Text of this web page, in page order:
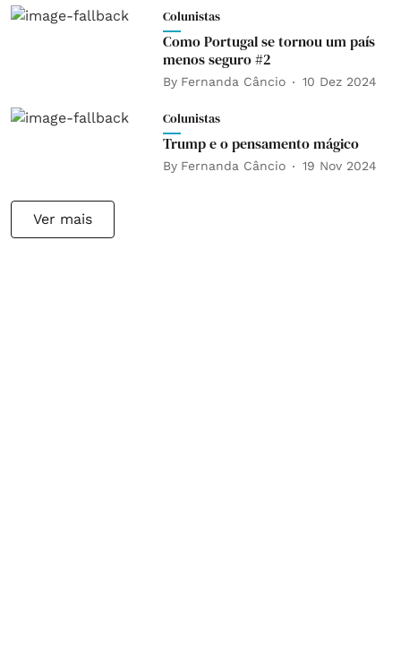
Colunistas
Como Portugal se tornou um país
menos seguro #2
By Fernanda Câncio 10 Dez 2024
Colunistas
Trump e o pensamento mágico
By Fernanda Câncio 19 Nov 2024
Ver mais